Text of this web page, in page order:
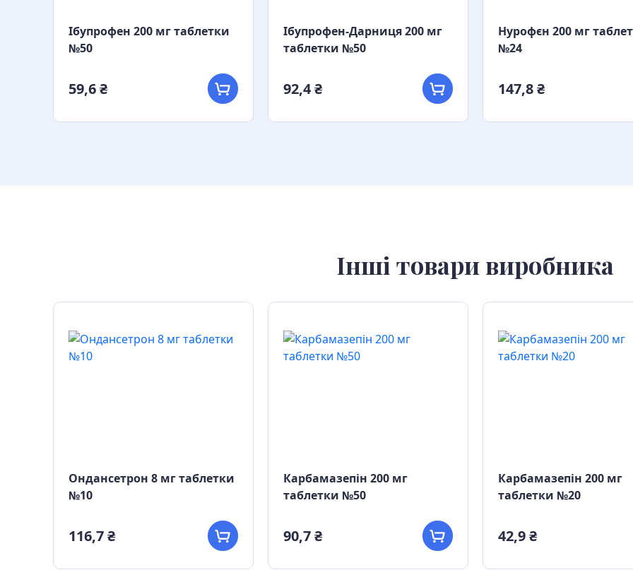
Ібупрофен 200 мг таблетки
№50
59,6 ₴
Ібупрофен-Дарниця 200 мг
таблетки №50
92,4 ₴
Нурофєн 200 мг
№24
147,8 ₴
Інші товари виробника
Ондансетрон 8 мг таблетки
№10
116,7 ₴
Карбамазепін 200 мг
таблетки №50
90,7 ₴
Карбамазепін 200 мг
таблетки №20
42,9 ₴